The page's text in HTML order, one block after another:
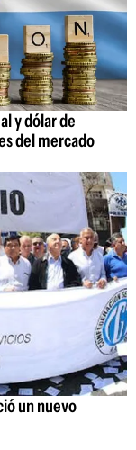
y dólar de
del mercado
un nuevo